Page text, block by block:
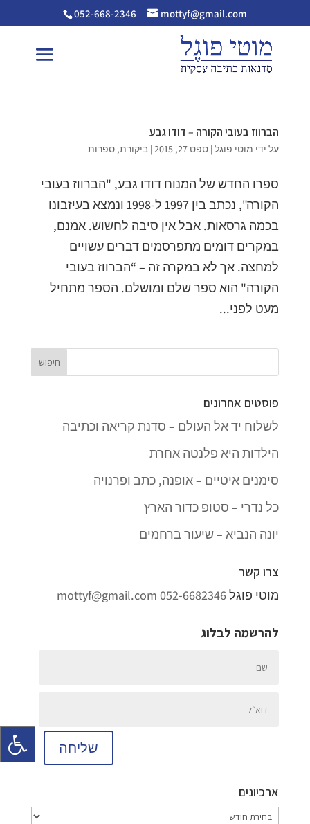
052-668-2346 mottyf@gmail.com
הברווז בעובי הקורה – דודו גבע
על ידי מוטי פוגל| ספט 27, 2015 | ביקורת, ספרות
ספרו החדש של המנוח דודו גבע, "הברווז בעובי
הקורה", נכתב בין 1997 ל-1998 ונמצא בעיזבונו
בכמה גרסאות. אבל אין סיבה לחשוש. אמנם,
במקרים דומים מתפרסמים דברים עשויים
למחצה. אך לא במקרה זה – “הברווז בעובי
הקורה" הוא ספר שלם ומושלם. הספר מתחיל
מעט לפני...
פוסטים אחרונים
לשלוח יד אל העולם – סדנת קריאה וכתיבה
הילדות היא פלנטה אחרת
סימנים איטיים – אופנה, כתב ופרנויה
כל נדרי – סטופ כדור הארץ
יונה הנביא – שיעור ברחמים
צרו קשר
מוטי פוגל052-6682346
mottyf@gmail.com
להרשמה לבלוג
שליחה
ארכיונים
ארכיונים